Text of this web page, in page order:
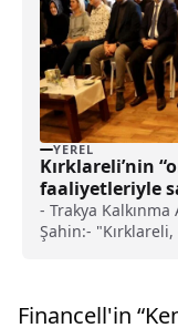
YEREL
Kırklareli’nin
faaliyetleriyle
çıkması
- Trakya
Şahin:-
inanıyorum"
Financell'in